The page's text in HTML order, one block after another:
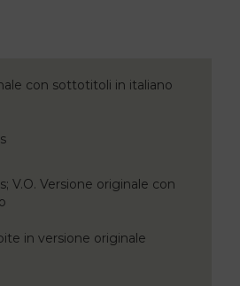
con sottotitoli in italiano
V.O. Versione originale con
in versione originale